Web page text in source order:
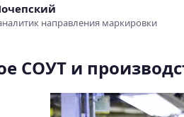
направления маркировки
СОУТ и